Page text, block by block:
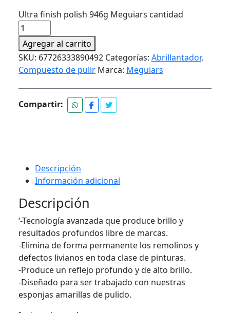
Ultra finish polish 946g Meguiars cantidad
Agregar al carrito
SKU: 67726333890492 Categorías: Abrillantador,
Compuesto de pulir Marca: Meguiars
Compartir:
Descripción
Información adicional
Descripción
‘-Tecnología avanzada que produce brillo y
resultados profundos libre de marcas.
-Elimina de forma permanente los remolinos y
defectos livianos en toda clase de pinturas.
-Produce un reflejo profundo y de alto brillo.
-Diseñado para ser trabajado con nuestras
esponjas amarillas de pulido.